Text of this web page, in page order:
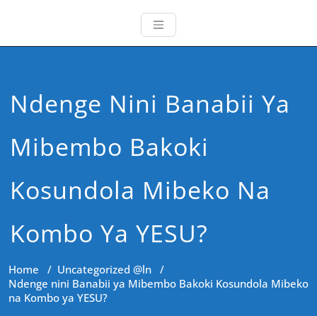
Ndenge Nini Banabii Ya
Mibembo Bakoki
Kosundola Mibeko Na
Kombo Ya YESU?
Home / Uncategorized @ln /
Ndenge nini Banabii ya Mibembo Bakoki Kosundola Mibeko
na Kombo ya YESU?